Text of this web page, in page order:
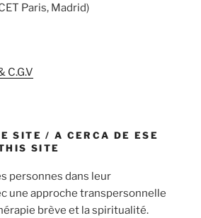
Paris, Madrid)
C.G.V
SITE / A CERCA DE ESE
SITE
personnes dans leur
une approche transpersonnelle
brève et la spiritualité.